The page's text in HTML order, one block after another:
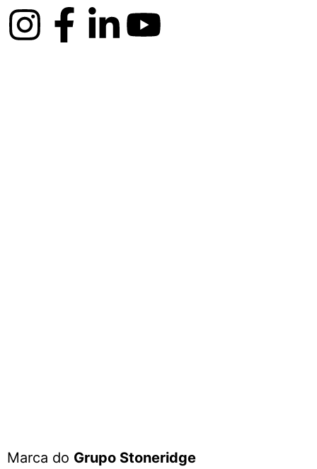
Marca do Grupo Stoneridge